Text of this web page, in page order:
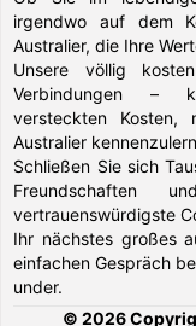
irgendwo auf dem
Australier, die Ihre
Unsere völlig
Verbindungen –
versteckten Kosten,
Australier
Schließen Sie sich
Freundschaften
vertrauenswürdigste
Ihr nächstes großes
einfachen Gespräch
under.
© 2026